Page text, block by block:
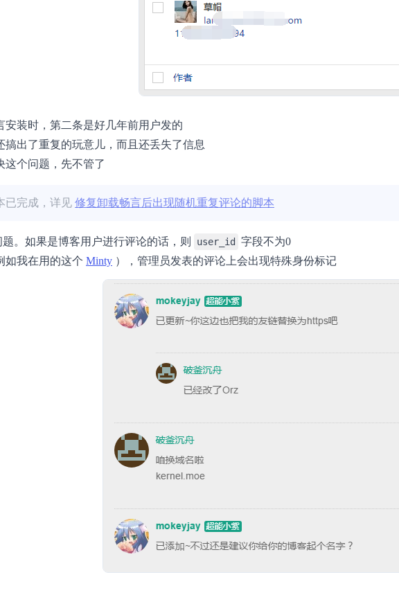
安装时，第二条是好几年前用户发的
搞出了重复的玩意儿，而且还丢失了信息
这个问题，先不管了
已完成，详见 修复卸载畅言后出现随机重复评论的脚本
。如果是博客用户进行评论的话，则 user_id
字段不为0
如我在用的这个 Minty ），管理员发表的评论上会出现特殊身份标记